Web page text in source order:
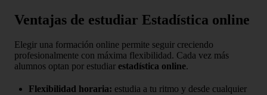
Ventajas de estudiar Estadística online
Elegir una formación online permite seguir creciendo
profesionalmente con máxima flexibilidad. Cada vez más
alumnos optan por estudiar estadística online.
Flexibilidad horaria: estudia a tu ritmo y desde cualquier